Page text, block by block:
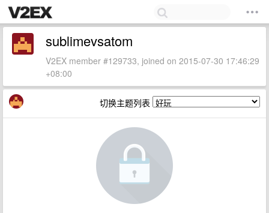
sublimevsatom
V2EX member #129733, joined on 2015-07-30 17:46:29
+08:00
切换主题列表